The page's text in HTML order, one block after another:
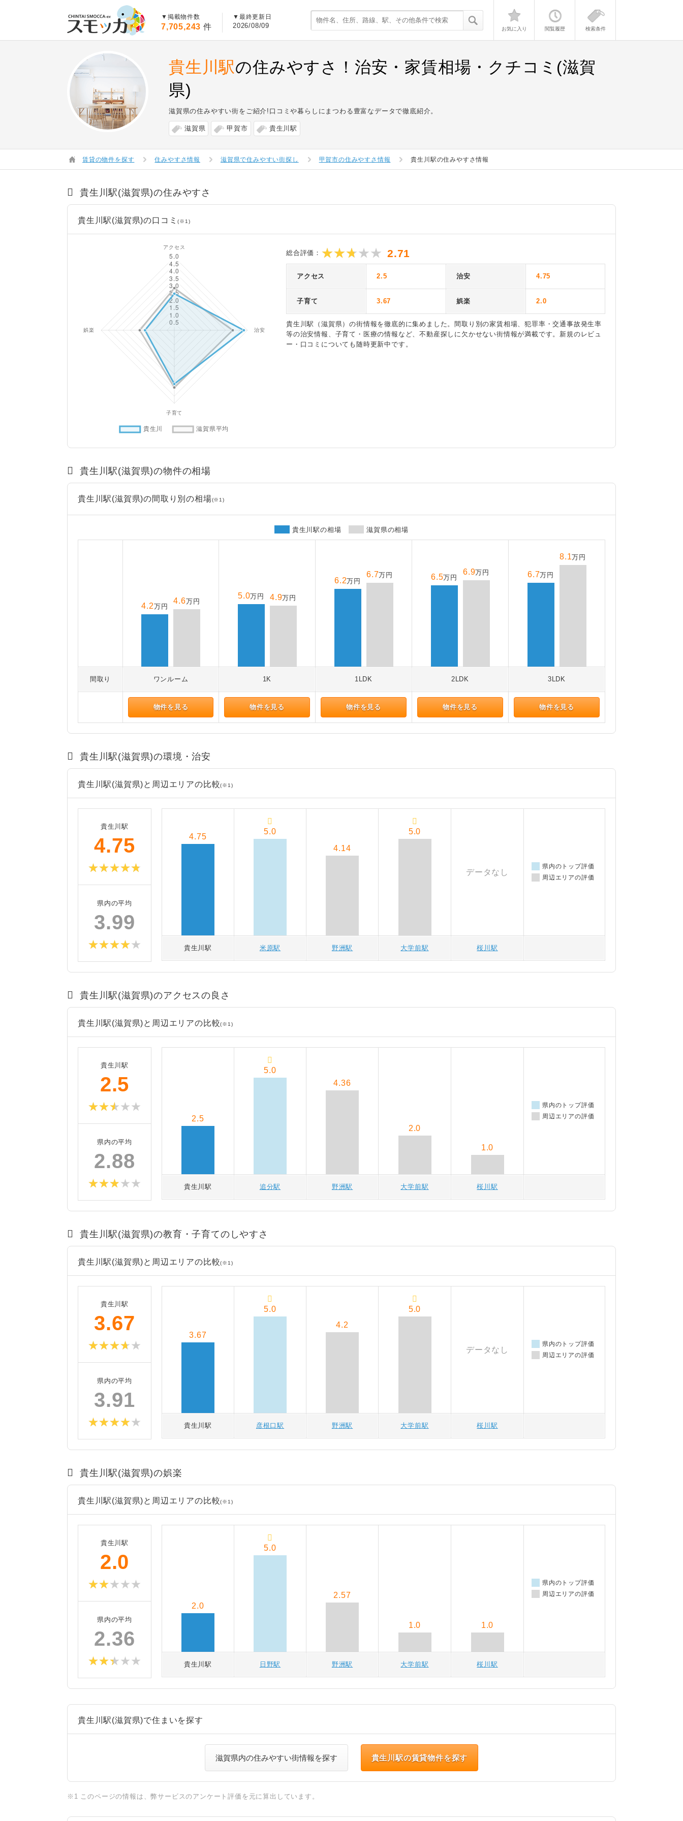
▼掲載物件数
7,705,243 件
▼最終更新日
2026/08/09 お気に入り 閲覧履歴 検索条件
貴生川駅の住みやすさ！治安・家賃相場・クチコミ(滋賀
県)
滋賀県の住みやすい街をご紹介!口コミや暮らしにまつわる豊富なデータで徹底紹介。
滋賀県 甲賀市 貴生川駅
賃貸の物件を探す 住みやすさ情報 滋賀県で住みやすい街探し 甲賀市の住みやすさ情報 貴生川駅の住みやすさ情報
貴生川駅(滋賀県)の住みやすさ
貴生川駅(滋賀県)の口コミ(※1)
総合評価： 2.71
アクセス 2.5 治安 4.75
子育て 3.67 娯楽 2.0
貴生川駅（滋賀県）の街情報を徹底的に集めました。間取り別の家賃相場、犯罪率・交通事故発生率
等の治安情報、子育て・医療の情報など、不動産探しに欠かせない街情報が満載です。新規のレビュ
ー・口コミについても随時更新中です。
貴生川駅(滋賀県)の物件の相場
貴生川駅(滋賀県)の間取り別の相場(※1)
貴生川駅の相場 滋賀県の相場
間取り ワンルーム 1K 1LDK 2LDK 3LDK
物件を見る 物件を見る 物件を見る 物件を見る 物件を見る
4.2万円
4.6万円
5.0万円 4.9万円
6.2万円
6.7万円 6.5万円
6.9万円 6.7万円
8.1万円
貴生川駅(滋賀県)の環境・治安
貴生川駅(滋賀県)と周辺エリアの比較(※1)
貴生川駅
4.75
県内の平均
3.99
貴生川駅 米原駅 野洲駅 大学前駅 桜川駅
4.75
5.0
4.14
5.0
データなし
県内のトップ評価
周辺エリアの評価
貴生川駅(滋賀県)のアクセスの良さ
貴生川駅(滋賀県)と周辺エリアの比較(※1)
貴生川駅
2.5
県内の平均
2.88
貴生川駅 追分駅 野洲駅 大学前駅 桜川駅
2.5
5.0
4.36
2.0
1.0
県内のトップ評価
周辺エリアの評価
貴生川駅(滋賀県)の教育・子育てのしやすさ
貴生川駅(滋賀県)と周辺エリアの比較(※1)
貴生川駅
3.67
県内の平均
3.91
貴生川駅 彦根口駅 野洲駅 大学前駅 桜川駅
3.67
5.0
4.2
5.0
データなし
県内のトップ評価
周辺エリアの評価
貴生川駅(滋賀県)の娯楽
貴生川駅(滋賀県)と周辺エリアの比較(※1)
貴生川駅
2.0
県内の平均
2.36
貴生川駅 日野駅 野洲駅 大学前駅 桜川駅
2.0
5.0
2.57
1.0 1.0
県内のトップ評価
周辺エリアの評価
貴生川駅(滋賀県)で住まいを探す
滋賀県内の住みやすい街情報を探す 貴生川駅の賃貸物件を探す
※1 このページの情報は、弊サービスのアンケート評価を元に算出しています。